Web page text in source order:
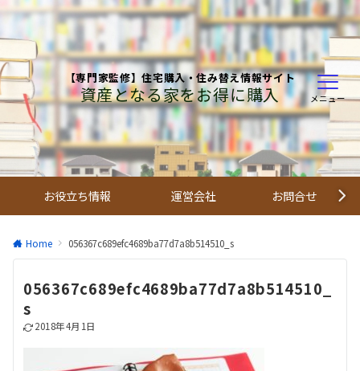
【専門家監修】住宅購入・住み替え情報サイト
資産となる家をお得に購入 メニュー
お役立ち情報 運営会社 お問合せ
Home 056367c689efc4689ba77d7a8b514510_s
056367c689efc4689ba77d7a8b514510_
s
2018年4月1日